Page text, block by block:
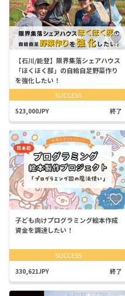
【石川/能登】限界集落シェアハウス
「ほくほく邸」の自給自足野菜作り
を強化したい！
SUCCESS
523,000JPY 終了
子ども向けプログラミング絵本作成
資金を調達したい！
SUCCESS
330,621JPY 終了